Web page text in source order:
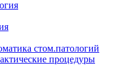
стом.патологий
процедуры